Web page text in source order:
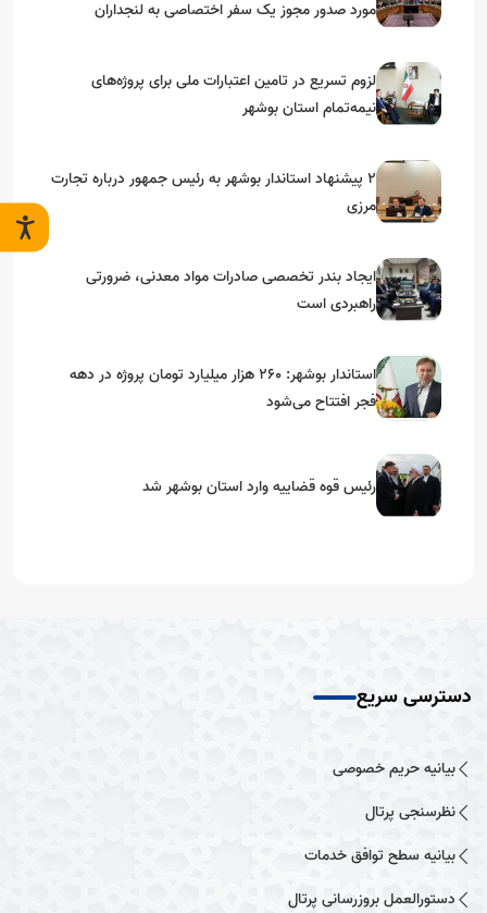
مورد صدور مجوز یک سفر اختصاصی به لنجداران
لزوم تسریع در تامین اعتبارات ملی برای پروژه‌های
نیمه‌تمام استان بوشهر
۲ پیشنهاد استاندار بوشهر به رئیس جمهور درباره تجارت
مرزی
ایجاد بندر تخصصی صادرات مواد معدنی، ضرورتی
راهبردی است
استاندار بوشهر: ۲۶۰ هزار میلیارد تومان پروژه در دهه
فجر افتتاح می‌شود
رئیس قوه قضاییه وارد استان بوشهر شد
دسترسی سریع
بیانیه حریم خصوصی
نظرسنجی پرتال
بیانیه سطح توافق خدمات
دستورالعمل بروزرسانی پرتال